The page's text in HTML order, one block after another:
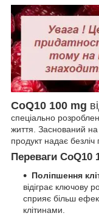
CoQ10 100 mg
спеціально
життя. Заснований
продукт надає
Переваги CoQ10
Поліпшення
відіграє ключову
сприяє більш
клітинами.